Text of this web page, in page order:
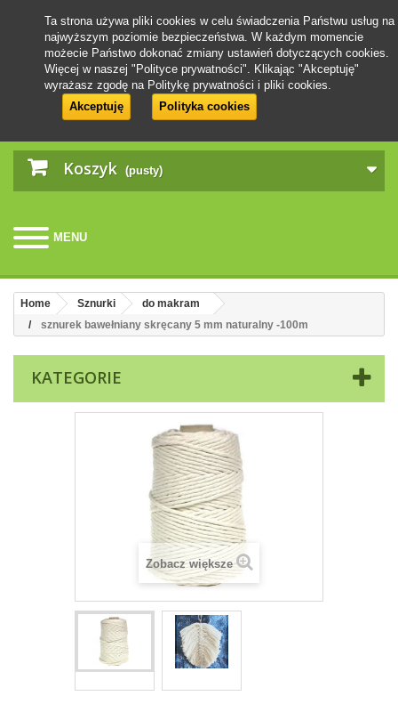
Koszyk (pusty)
MENU
Ta strona używa pliki cookies w celu świadczenia Państwu usług na
najwyższym poziomie bezpieczeństwa. W każdym momencie
możecie Państwo dokonać zmiany ustawień dotyczących cookies.
Więcej w naszej "Polityce prywatności". Klikając "Akceptuję"
wyrażasz zgodę na Politykę prywatności i pliki cookies.
Akceptuję
Polityka cookies
Home Sznurki
do makram
sznurek bawełniany skręcany 5 mm naturalny -100m
KATEGORIE
Zobacz większe